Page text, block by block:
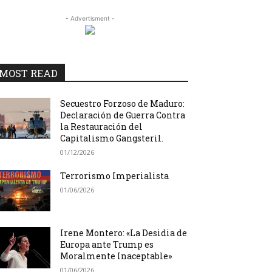
- Advertisment -
READ
Secuestro Forzoso de Maduro:
Declaración de Guerra Contra
la Restauración del
Capitalismo Gangsteril.
01/12/2026
Terrorismo Imperialista
01/06/2026
Irene Montero: «La Desidia de
Europa ante Trump es
Moralmente Inaceptable»
01/06/2026